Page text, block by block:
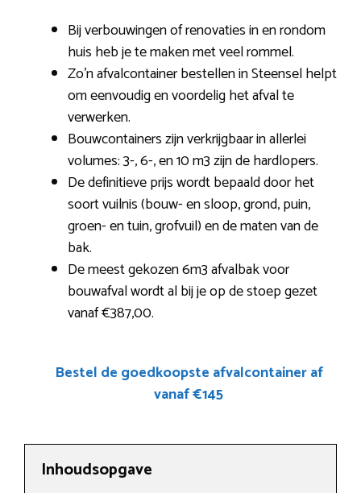
Bij verbouwingen of renovaties in en rondom
huis heb je te maken met veel rommel.
Zo’n afvalcontainer bestellen in Steensel helpt
om eenvoudig en voordelig het afval te
verwerken.
Bouwcontainers zijn verkrijgbaar in allerlei
volumes: 3-, 6-, en 10 m3 zijn de hardlopers.
De definitieve prijs wordt bepaald door het
soort vuilnis (bouw- en sloop, grond, puin,
groen- en tuin, grofvuil) en de maten van de
bak.
De meest gekozen 6m3 afvalbak voor
bouwafval wordt al bij je op de stoep gezet
vanaf €387,00.
Bestel de goedkoopste afvalcontainer af
vanaf €145
Inhoudsopgave